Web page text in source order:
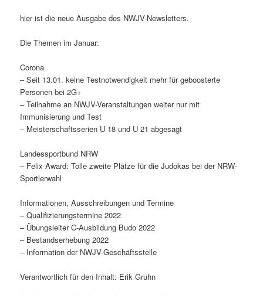
hier ist die neue Ausgabe des NWJV-Newsletters.
Die Themen im Januar:
Corona
– Seit 13.01. keine Testnotwendigkeit mehr für geboosterte
Personen bei 2G+
– Teilnahme an NWJV-Veranstaltungen weiter nur mit
Immunisierung und Test
– Meisterschaftsserien U 18 und U 21 abgesagt
Landessportbund NRW
– Felix Award: Tolle zweite Plätze für die Judokas bei der NRW-
Sportlerwahl
Informationen, Ausschreibungen und Termine
– Qualifizierungstermine 2022
– Übungsleiter C-Ausbildung Budo 2022
– Bestandserhebung 2022
– Information der NWJV-Geschäftsstelle
Verantwortlich für den Inhalt: Erik Gruhn